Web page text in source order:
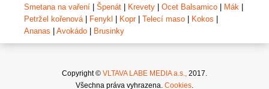
Smetana na vaření | Špenát | Krevety | Ocet Balsamico | Mák |
Petržel kořenová | Fenykl | Kopr| Telecí maso | Kokos |
Ananas | Avokádo | Brusinky
Copyright © VLTAVA LABE MEDIA a.s.,
2017.
Všechna práva vyhrazena. Cookies